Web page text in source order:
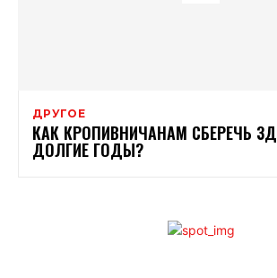
ДРУГОЕ
КАК КРОПИВНИЧАНАМ СБЕРЕЧЬ
ДОЛГИЕ ГОДЫ?